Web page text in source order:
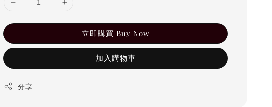
立即購買 Buy Now
加入購物車
分享